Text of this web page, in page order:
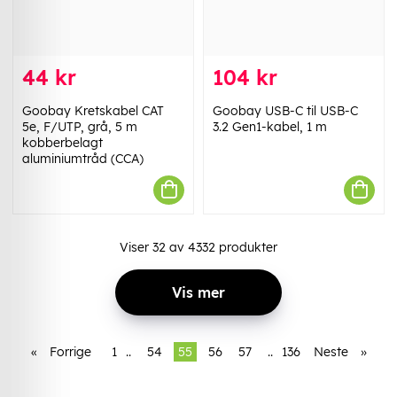
44 kr
Goobay Kretskabel CAT
5e, F/UTP, grå, 5 m
kobberbelagt
aluminiumtråd (CCA)
104 kr
Goobay USB-C til USB-C
3.2 Gen1-kabel, 1 m
Viser 32 av 4332 produkter
Vis mer
« Forrige 1 .. 54 55 56 57 .. 136 Neste »